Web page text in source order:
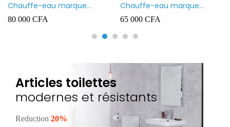
Chauffe-eau marque
VENUS 30L
55 000
Mitigeur vasque & Lavabo
Haut Prolongé BLANC
35 000
Articles toilettes
modernes et résistants
Reduction 20%